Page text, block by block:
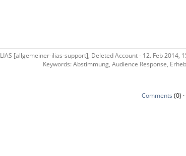
[allgemeiner-ilias-support], Deleted Account - 12. Feb 2014,
Keywords: Abstimmung, Audience Response,
Comments (0) ·